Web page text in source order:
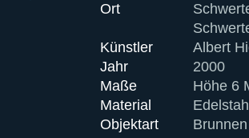
Ort
Künstler
Albert
Jahr
2000
Maße
Höhe 6
Material
Edelstahl
Objektart
Brunnen